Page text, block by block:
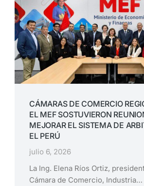
CÁMARAS DE COMERCIO
EL MEF SOSTUVIERON
MEJORAR EL SISTEMA DE
EL PERÚ
julio 6, 2026
La Ing. Elena Ríos Ortiz,
Cámara de Comercio, Industria…